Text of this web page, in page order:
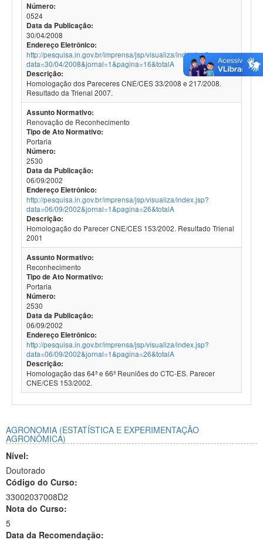
Número:
0524
Data da Publicação:
30/04/2008
Endereço Eletrônico:
http://pesquisa.in.gov.br/imprensa/jsp/visualiza/index.jsp?
data=30/04/2008&jornal=1&pagina=16&totalA
Descrição:
Homologação dos Pareceres CNE/CES 33/2008 e 217/2008.
Resultado da Trienal 2007.
Assunto Normativo:
Renovação de Reconhecimento
Tipo de Ato Normativo:
Portaria
Número:
2530
Data da Publicação:
06/09/2002
Endereço Eletrônico:
http://pesquisa.in.gov.br/imprensa/jsp/visualiza/index.jsp?
data=06/09/2002&jornal=1&pagina=26&totalA
Descrição:
Homologação do Parecer CNE/CES 153/2002. Resultado Trienal
2001
Assunto Normativo:
Reconhecimento
Tipo de Ato Normativo:
Portaria
Número:
2530
Data da Publicação:
06/09/2002
Endereço Eletrônico:
http://pesquisa.in.gov.br/imprensa/jsp/visualiza/index.jsp?
data=06/09/2002&jornal=1&pagina=26&totalA
Descrição:
Homologação das 64ª e 66ª Reuniões do CTC-ES. Parecer
CNE/CES 153/2002.
AGRONOMIA (ESTATÍSTICA E EXPERIMENTAÇÃO
AGRONÔMICA)
Nível:
Doutorado
Código do Curso:
33002037008D2
Nota do Curso:
5
Data da Recomendação: